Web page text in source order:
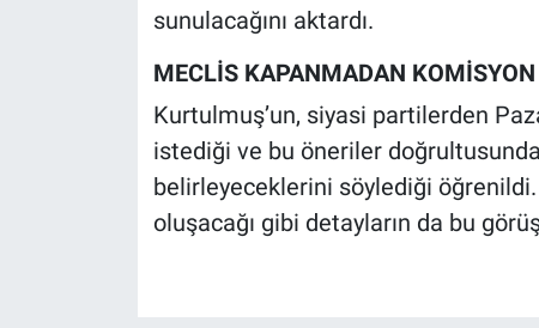
sunulacağını aktardı.
MECLİS KAPANMADAN
Kurtulmuş’un, siyasi partilerden
istediği ve bu öneriler
belirleyeceklerini söylediği öğrenildi.
oluşacağı gibi detayların da bu